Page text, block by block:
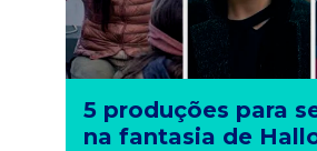
5 produções para
na fantasia de